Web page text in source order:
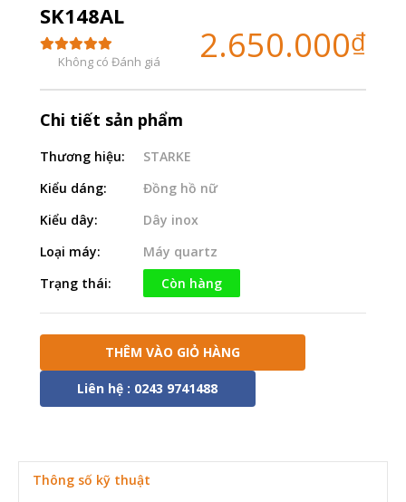
SK148AL
Không có Đánh giá 2.650.000₫
Chi tiết sản phẩm
Thương hiệu:
STARKE
Kiểu dáng:
Đồng hồ nữ
Kiểu dây:
Dây inox
Loại máy:
Máy quartz
Trạng thái:
Còn hàng
THÊM VÀO GIỎ HÀNG
Liên hệ : 0243 9741488
Thông số kỹ thuật